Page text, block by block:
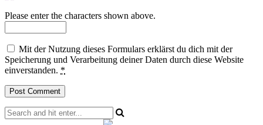
Please enter the characters shown above.
Mit der Nutzung dieses Formulars erklärst du dich mit der
Speicherung und Verarbeitung deiner Daten durch diese Website
einverstanden. *